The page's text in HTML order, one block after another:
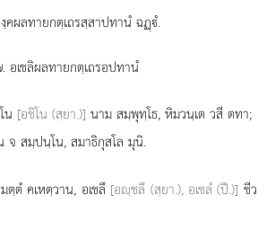
คผลทายกตฺเถรสฺสาปทานํ ฉฏฺํ.
อเชลิผลทายกตฺเถรอปทานํ
น [อชิโน (สฺยา.)] นาม สมฺพุทฺโธ, หิมวนฺเต วสี ตทา;
จ สมฺปนฺโน, สมาธิกุสโล มุนิ.
มตฺตํคเหตฺวาน, อเชลึ [อฺชลึ (สฺยา.), อเชลํ (ปี.)] ชีว